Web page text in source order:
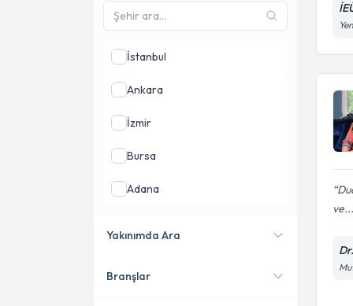
ve...
İstanbul
Ankara
İzmir
Bursa
Adana
Yakınımda Ara
Konumuma yakın uzmanları
Branşlar